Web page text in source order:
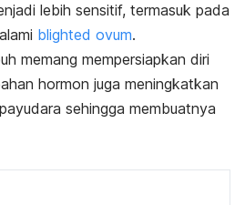
lebih sensitif, termasuk pada
blighted ovum.
memang mempersiapkan diri
hormon juga meningkatkan
sehingga membuatnya